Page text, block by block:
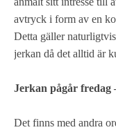
avtryck i form av en
Detta gäller
jerkan då det alltid är
Jerkan pågår fredag
Det finns med andra